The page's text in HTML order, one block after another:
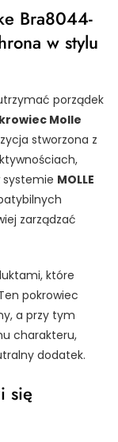
Bra8044-
w stylu
porządek
Molle
stworzona z
systemie MOLLE
zarządzać
które
pokrowiec
a przy tym
charakteru,
dodatek.
się